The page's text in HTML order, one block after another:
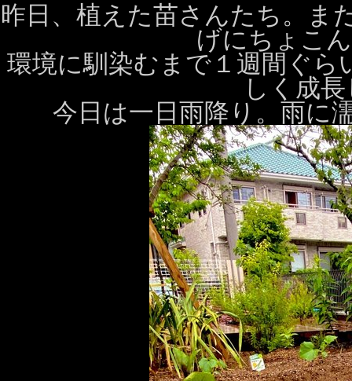
昨日、植えた苗さんたち。ま
げにちょこ
環境に馴染むまで１週間ぐ
しく成
今日は一日雨降り。雨に